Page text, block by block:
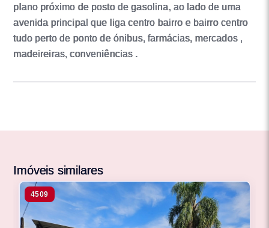
plano próximo de posto de gasolina, ao lado de uma
avenida principal que liga centro bairro e bairro centro
tudo perto de ponto de ónibus, farmácias, mercados ,
madeireiras, conveniências .
Imóveis similares
4509